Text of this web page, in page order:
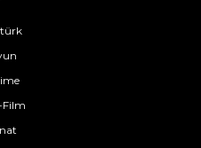
Film